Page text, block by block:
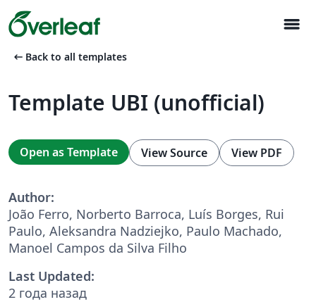
menu
arrow_left_alt Back to all templates
Template UBI (unofficial)
Open as Template View Source View PDF
Author:
João Ferro, Norberto Barroca, Luís Borges, Rui
Paulo, Aleksandra Nadziejko, Paulo Machado,
Manoel Campos da Silva Filho
Last Updated:
2 года назад